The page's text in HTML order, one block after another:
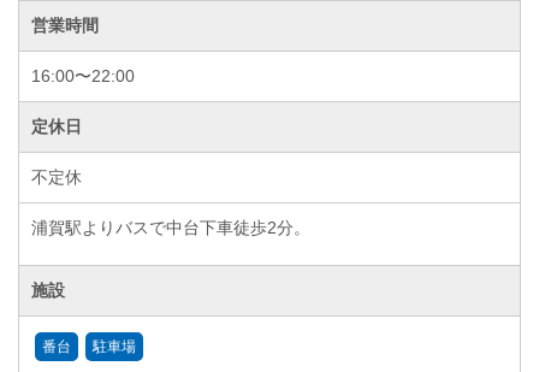
営業時間
16:00〜22:00
定休日
不定休
浦賀駅よりバスで中台下車徒歩2分。
施設
番台 駐車場